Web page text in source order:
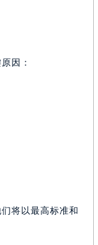
因：
将以最高标准和